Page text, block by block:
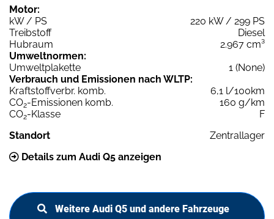
Motor:
kW / PS
220 kW / 299 PS
Treibstoff
Diesel
Hubraum
2.967 cm³
Umweltnormen:
Umweltplakette
1 (None)
Verbrauch und Emissionen nach WLTP:
Kraftstoffverbr. komb.
6,1 l/100km
CO2-Emissionen komb.
160 g/km
CO2-Klasse
F
Standort
Zentrallager
Details zum Audi Q5 anzeigen
Weitere Audi Q5 und andere Fahrzeuge